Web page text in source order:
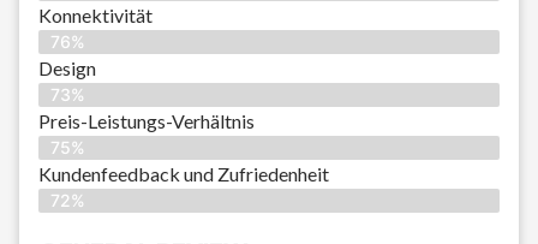
Konnektivität
76%
Design
73%
Preis-Leistungs-Verhältnis
75%
Kundenfeedback und Zufriedenheit
72%